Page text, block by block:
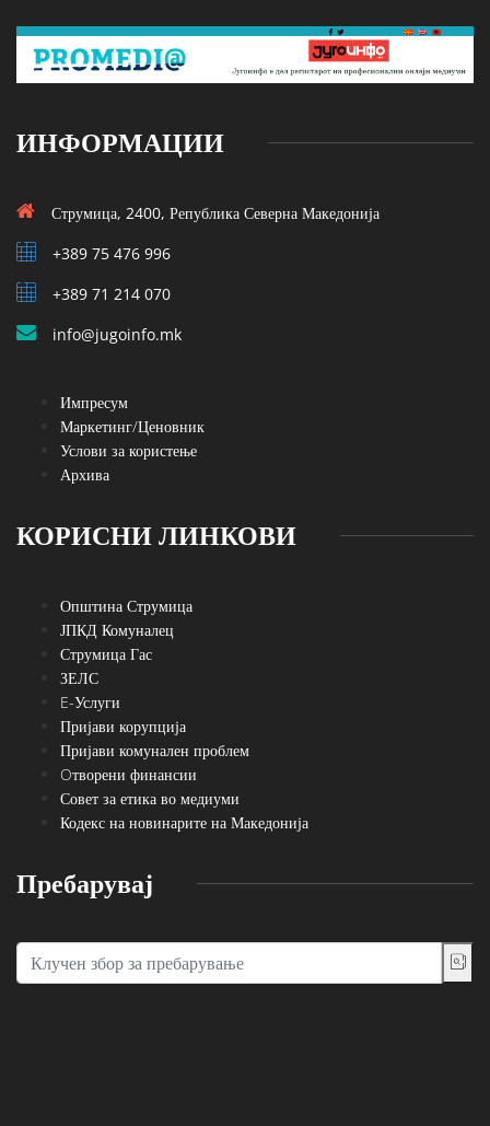
ИНФОРМАЦИИ
Струмица, 2400, Република Северна Македонија
+389 75 476 996
+389 71 214 070
info@jugoinfo.mk
Импресум
Маркетинг/Ценовник
Услови за користење
Архива
КОРИСНИ ЛИНКОВИ
Општина Струмица
ЈПКД Комуналец
Струмица Гас
ЗЕЛС
E-Услуги
Пријави корупција
Пријави комунален проблем
Oтворени финансии
Совет за етика во медиуми
Кодекс на новинарите на Македонија
Пребарувај